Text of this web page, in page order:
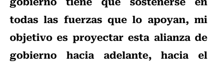
todas las fuerzas que lo apoyan, mi
objetivo es proyectar esta alianza de
gobierno hacia adelante, hacia el